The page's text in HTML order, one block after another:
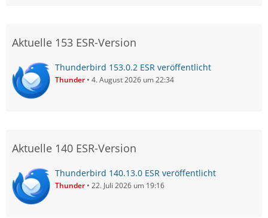
Aktuelle 153 ESR-Version
Thunderbird 153.0.2 ESR veröffentlicht
Thunder 4. August 2026 um 22:34
Aktuelle 140 ESR-Version
Thunderbird 140.13.0 ESR veröffentlicht
Thunder 22. Juli 2026 um 19:16